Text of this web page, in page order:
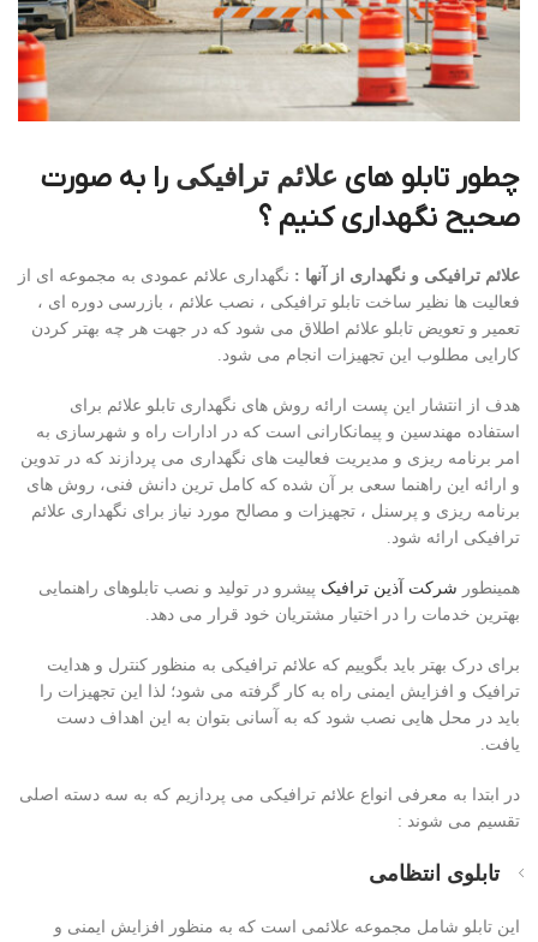
چطور تابلو های علائم ترافیکی را به صورت
صحیح نگهداری کنیم ؟
علائم ترافیکی و نگهداری از آنها : نگهداری علائم عمودی به مجموعه ای از
فعالیت ها نظیر ساخت تابلو ترافیکی ، نصب علائم ، بازرسی دوره ای ،
تعمیر و تعویض تابلو علائم اطلاق می شود که در جهت هر چه بهتر کردن
کارایی مطلوب این تجهیزات انجام می شود.
هدف از انتشار این پست ارائه روش های نگهداری تابلو علائم برای
استفاده مهندسین و پیمانکارانی است که در ادارات راه و شهرسازی به
امر برنامه ریزی و مدیریت فعالیت های نگهداری می پردازند که در تدوین
و ارائه این راهنما سعی بر آن شده که کامل ترین دانش فنی، روش های
برنامه ریزی و پرسنل ، تجهیزات و مصالح مورد نیاز برای نگهداری علائم
ترافیکی ارائه شود.
همینطور شرکت آذین ترافیک پیشرو در تولید و نصب تابلوهای راهنمایی
بهترین خدمات را در اختیار مشتریان خود قرار می دهد.
برای درک بهتر باید بگوییم که علائم ترافیکی به منظور کنترل و هدایت
ترافیک و افزایش ایمنی راه به کار گرفته می شود؛ لذا این تجهیزات را
باید در محل هایی نصب شود که به آسانی بتوان به این اهداف دست
یافت.
در ابتدا به معرفی انواع علائم ترافیکی می پردازیم که به سه دسته اصلی
تقسیم می شوند :
تابلوی انتظامی
این تابلو شامل مجموعه علائمی است که به منظور افزایش ایمنی و